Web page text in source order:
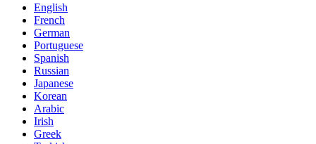
English
French
German
Portuguese
Spanish
Russian
Japanese
Korean
Arabic
Irish
Greek